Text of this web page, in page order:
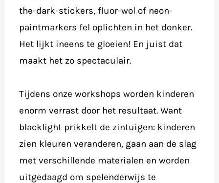
the-dark-stickers, fluor-wol of neon-
paintmarkers fel oplichten in het donker.
Het lijkt ineens te gloeien! En juist dat
maakt het zo spectaculair.
Tijdens onze workshops worden kinderen
enorm verrast door het resultaat. Want
blacklight prikkelt de zintuigen: kinderen
zien kleuren veranderen, gaan aan de slag
met verschillende materialen en worden
uitgedaagd om spelenderwijs te